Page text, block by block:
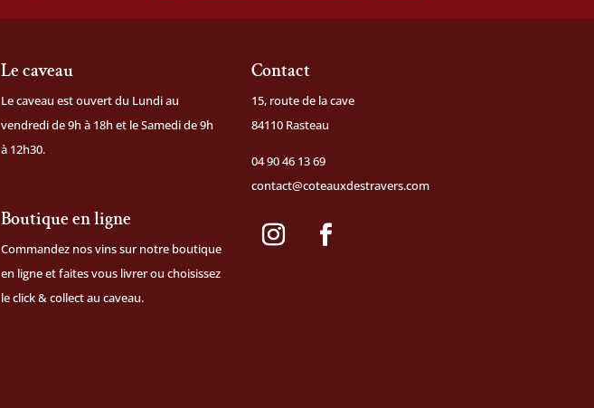
Le caveau
Le caveau est ouvert du Lundi au
vendredi de 9h à 18h et le Samedi de 9h
à 12h30.
Boutique en ligne
Commandez nos vins sur notre boutique
en ligneet faites vous livrer ou choisissez
le click & collect au caveau.
Contact
15, route de la cave
84110 Rasteau
04 90 46 13 69
contact@coteauxdestravers.com